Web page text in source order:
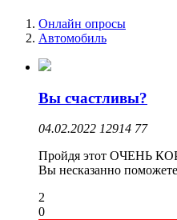
Онлайн опросы
Автомобиль
Вы счастливы?
04.02.2022 12914 77
Пройдя этот ОЧЕНЬ
Вы несказанно
2
0